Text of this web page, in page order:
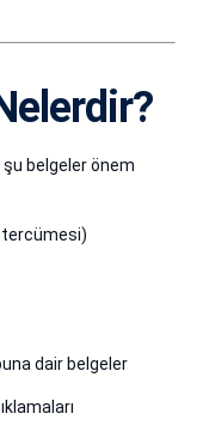
belgeler önem
tercümesi)
dair belgeler